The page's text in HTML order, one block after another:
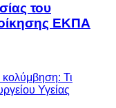
του
ΕΚΠΑ